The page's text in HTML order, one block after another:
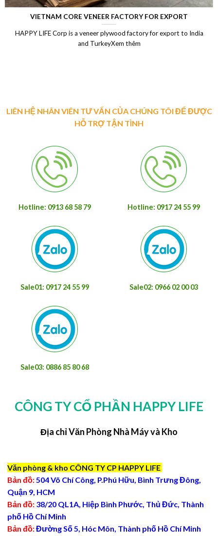
LAMINATED VENEER LUMBER (LVL)
Laminated Wood, LVL Laminated Veneer Lumber, LVL
Vietnam, LVL Timber, Vietnam plywood exportXem
LIÊN HỆ NHÂN VIÊN TƯ VẤN CỦA CHÚNG TÔI ĐỂ ĐƯỢC
HỖ TRỢ TẬN TÌNH
Hotline: 0913 68 58 79 Hotline: 0917 24 55 99
Sale01: 0917 24 55 99 Sale02: 0966 02 00 03
Sale03: 0886 85 80 68
CÔNG TY CỔ PHẦN HAPPY LIFE
Địa chỉ Văn Phòng Nhà Máy và Kho
Văn phòng & kho CÔNG TY CP HAPPY LIFE
Bản đồ:504 Võ Chí Công, P.Phú Hữu, Bình Trưng Đông,
Quận 9, HCM
Bản đồ: 38/20 QL1A, Hiệp Bình Phước, Thủ Đức, Thành
phố Hồ Chí Minh
Bản đồ:Đường Số 5, Hóc Môn, Thành phố Hồ Chí Minh